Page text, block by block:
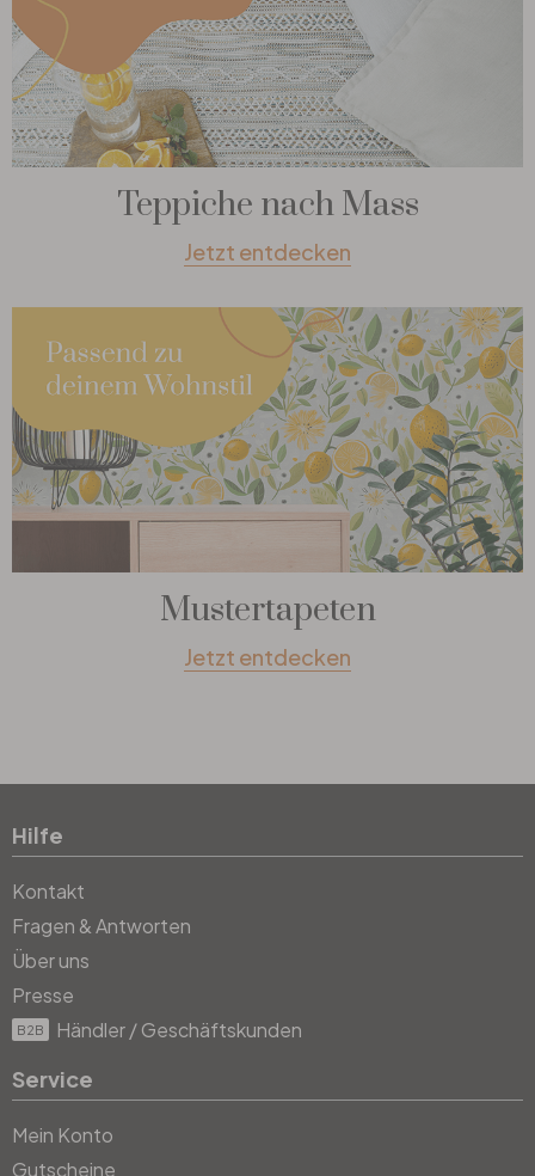
Teppiche nach Mass
Jetzt entdecken
Mustertapeten
Jetzt entdecken
Hilfe
Kontakt
Fragen & Antworten
Über uns
Presse
B2B Händler / Geschäftskunden
Service
Mein Konto
Gutscheine